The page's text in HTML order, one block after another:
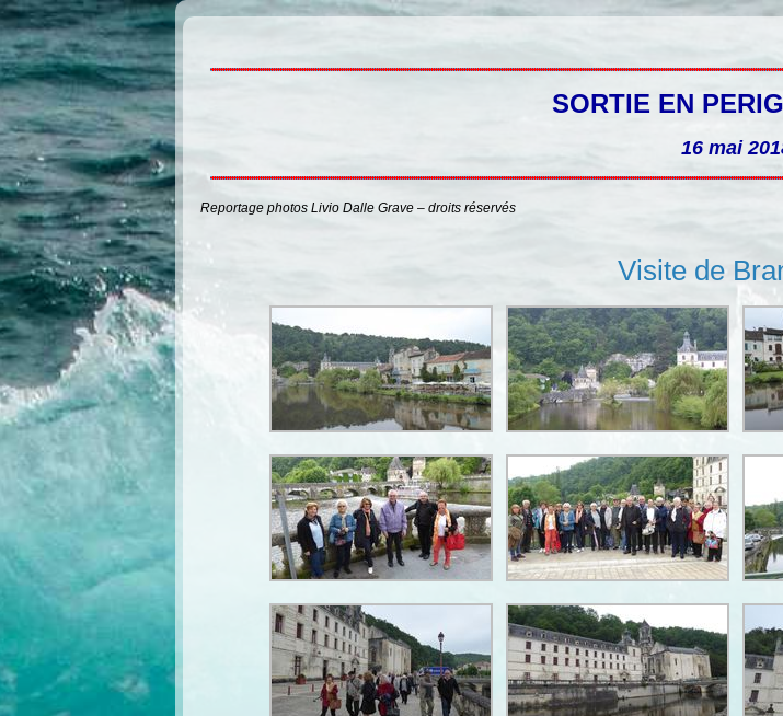
SORTIE EN
16 mai
Reportage photos Livio Dalle Grave – droits réservés
Visite de